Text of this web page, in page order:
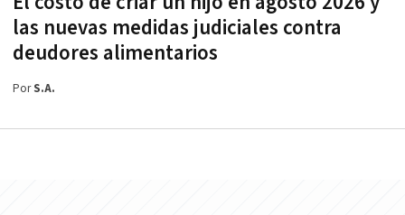
las nuevas medidas judiciales contra
deudores alimentarios
PorS.A.